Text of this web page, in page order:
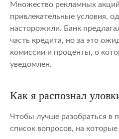
Множество рекламных
привлекательные условия,
насторожили. Банк
часть кредита, но за это
комиссии и проценты, о
уведомлен.
Как я распознал
Чтобы лучше разобраться в
список вопросов, на которые